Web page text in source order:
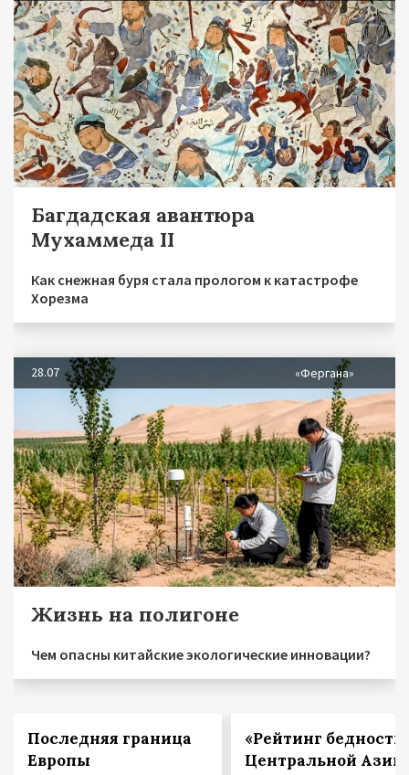
Багдадская авантюра
Мухаммеда II
Как снежная буря стала прологом к катастрофе
Хорезма
28.07 «Фергана»
Жизнь на полигоне
Чем опасны китайские экологические инновации?
Последняя граница
Европы
«Рейтинг
Центральной Азии